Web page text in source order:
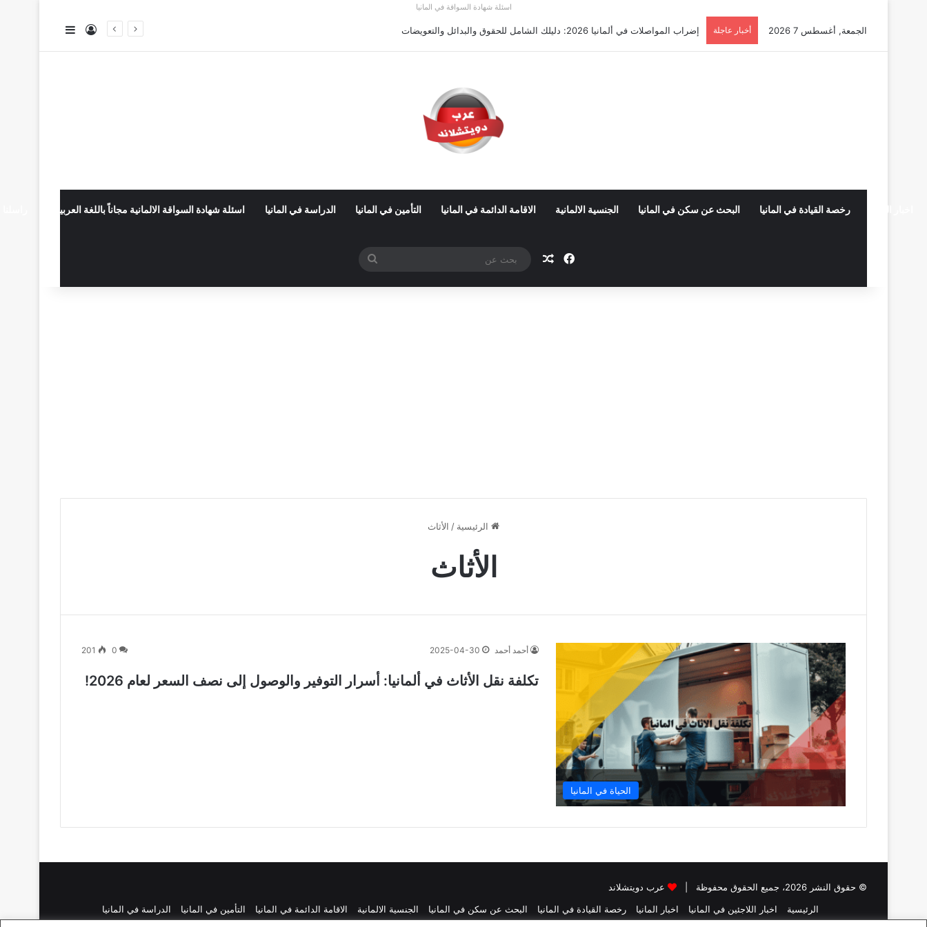
اسئلة شهادة السواقة في المانيا
الجمعة, أغسطس 7 2026 أخبار عاجلة إضراب المواصلات في ألمانيا 2026: دليلك الشامل للحقوق والبدائل والتعويضات تسجيل الدخول
رخصة القيادة في المانيا البحث عن سكن في المانيا الجنسية الالمانية الاقامة الدائمة في المانيا التأمين في المانيا الدراسة في المانيا اسئلة شهادة السواقة الالمانية مجاناً باللغة العربية
فيسبوكمقال عشوائي
الرئيسية / الأثاث
الأثاث
الحياة في المانيا
أحمد أحمد 2025-04-30
0
201
تكلفة نقل الأثاث في ألمانيا: أسرار التوفير والوصول إلى نصف السعر لعام 2026!
© حقوق النشر 2026، جميع الحقوق محفوظة |
عرب دويتشلاند
الرئيسية
اخبار اللاجئين في المانيا اخبار المانيا رخصة القيادة في المانيا البحث عن سكن في المانيا الجنسية الالمانية الاقامة الدائمة في المانيا التأمين في المانيا
الدراسة في المانيا